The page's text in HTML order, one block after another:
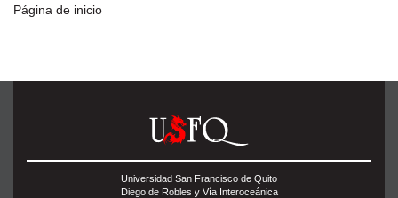
Página de inicio
Universidad San Francisco de Quito
Diego de Robles y Vía Interoceánica